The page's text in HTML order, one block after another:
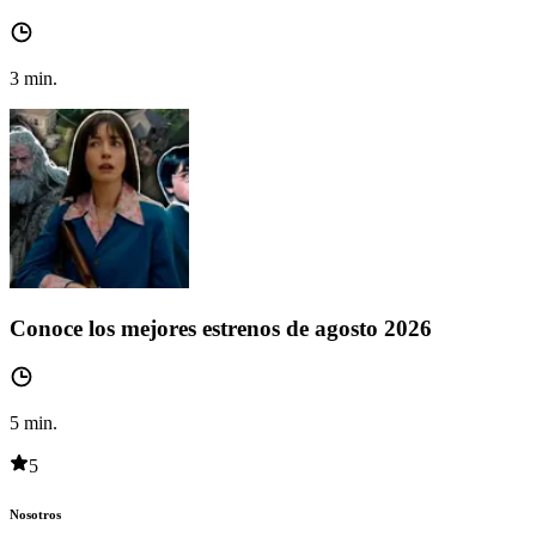
3 min.
Conoce los mejores estrenos de agosto 2026
5 min.
5
Nosotros